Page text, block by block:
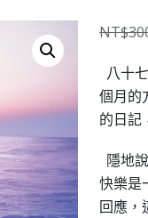
NT$
八十
個月的
的日記
隱地
快樂是
回應，